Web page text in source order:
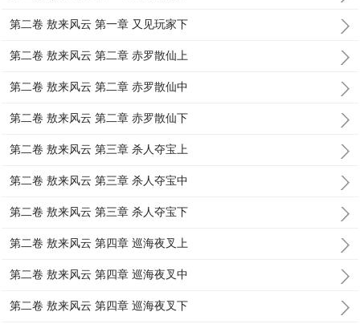
第二卷 敖来风云 第一章 又见玩家下
第二卷 敖来风云 第二章 赤罗散仙上
第二卷 敖来风云 第二章 赤罗散仙中
第二卷 敖来风云 第二章 赤罗散仙下
第二卷 敖来风云 第三章 杀人夺宝上
第二卷 敖来风云 第三章 杀人夺宝中
第二卷 敖来风云 第三章 杀人夺宝下
第二卷 敖来风云 第四章 巡海夜叉上
第二卷 敖来风云 第四章 巡海夜叉中
第二卷 敖来风云 第四章 巡海夜叉下